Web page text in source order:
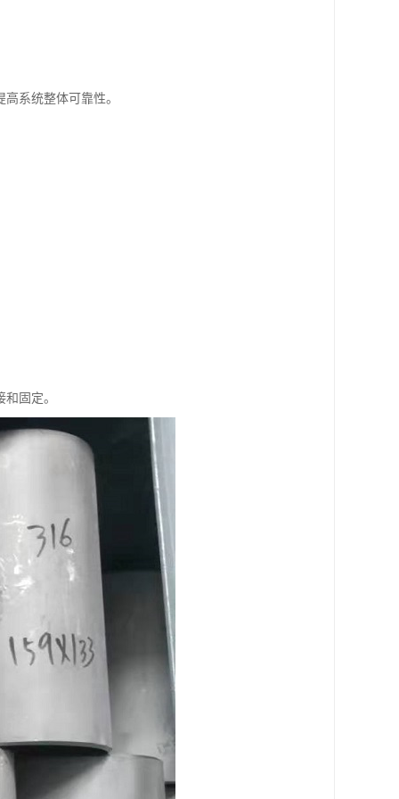
系统整体可靠性。
固定。